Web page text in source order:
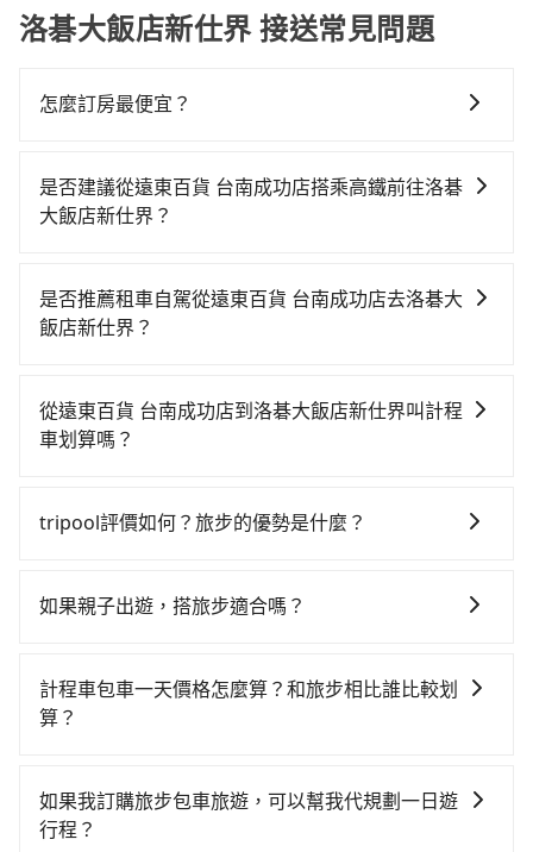
洛碁大飯店新仕界 接送常見問題
怎麼訂房最便宜？
OTA (online travel agent) 來完成，除了可以快速依據
地區、價位、人數、特殊需求來搜尋適合的旅店與房
饋或未來換取免費的住房。台灣人常用的線上訂房平台
有Booking.com、Agoda.com、Hotels.com、
告知付款完畢，一切都能在網路上操作。但有些較冷門
或規模較小的飯店，有可能再多平台同時上架而發生超
要再人工電話與飯店確認。預訂民宿方面，如不怕麻
介意多花一點錢省下這些瑣碎的事，台灣本土的AsiaYo
是否建議從遠東百貨 台南成功店搭乘高鐵前往洛碁
大飯店新仕界？
界，高鐵乘坐舒適、省時、較貴，且難叫計程車前往高
鐵站！從最早06:03一直到22:23，台南-台北一天最多有
300元、車程約24分鐘。抵達高鐵站後，步行進站、現
場購票並於月台排隊的時間約15分鐘，再乘坐85~120分
車，搭上小黃後約花16分鐘、車費200元後，抵達洛碁
每人花費為1,480元。不過台南市領有合法執照的計程車
運攔到一輛小黃了，台南市少部分小黃司機不按表收
費，看乘客是外地人便漫天喊價或恣意繞路。但如果全
可以比坐車快28分鐘，但卻要額外支出約240元的交通
費，所以對於不是這麼趕時間的人來說，預約tripool還
是否推薦租車自駕從遠東百貨 台南成功店去洛碁大
飯店新仕界？
時不需要閉目養神（因為要自己開車），最重要的是你
當天就要來回，那在台南路邊可隨租隨借的iRent應該是
百貨 台南成功店到洛碁大飯店新仕界的花費預估為
時40元路邊停車費用預估進去，但額外的汽車保險與可
差的車款，如果人數超過四位，更是沒有較大的七人座
或九人座可供選擇，而且無人租車最令人詬病的就是車
樣。另外，偶爾也會遇到明明已經預約了時間但上一位
用戶卻遲遲尚未歸還，又或者要還車時卻偏偏找不到停
從遠東百貨 台南成功店到洛碁大飯店新仕界叫計程
車划算嗎？
灣大車隊、Uber、Line Taxi、Yoxi等，如果在路邊攔不
際等叫車看看。依照里程跳錶計算，價格約為
要注意台南市僅有合法計程車約4,140輛，計程車密度為
雙北的4.6%，也就是說要臨時叫到小黃的難度是台北或
以免當場被坑受騙。綜合以上，無論在價格或服務品質
上，tripool都是你從遠東百貨 台南成功店到洛碁大飯店
tripool評價如何？旅步的優勢是什麼？
定及可靠的，大多數的使用者都給予了高分評價。此
車前一日凌晨6點前取消均可無條件全額退費的承諾，讓
您的旅程能更有彈性及保障。
如果親子出遊，搭旅步適合嗎？
椅及兒童用增高墊供您選購(租借300元/個)，讓您和孩子
出遊時安全更有保障。
計程車包車一天價格怎麼算？和旅步相比誰比較划
算？
格通常是根據時間或距離來計算，而且在不同城市和地
區，價格可能有所不同。另外，計程車包車價格也可能
如果我訂購旅步包車旅遊，可以幫我代規劃一日遊
行程？